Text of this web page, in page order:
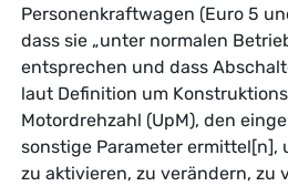
Personenkraftwagen (Euro 5
dass sie „unter normalen
entsprechen und dass
laut Definition um
Motordrehzahl (UpM), den
sonstige Parameter ermittel[n],
zu aktivieren, zu verändern, zu